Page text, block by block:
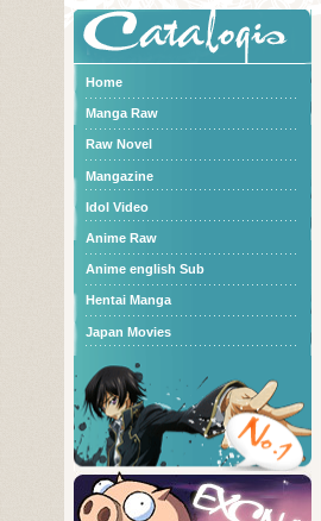
Home
Manga Raw
Raw Novel
Mangazine
Idol Video
Anime Raw
Anime english Sub
Hentai Manga
Japan Movies